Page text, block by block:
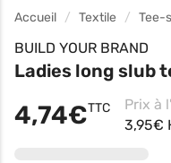
Accueil Textile Tee-
BUILD YOUR BRAND
Ladies long slub
4,74€TTC
3,95€